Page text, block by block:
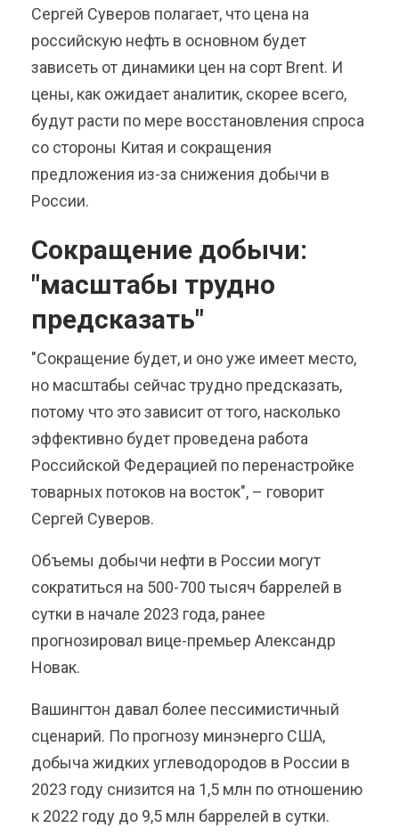
Сергей Суверов полагает, что цена на
российскую нефть в основном будет
зависеть от динамики цен на сорт Brent. И
цены, как ожидает аналитик, скорее всего,
будут расти по мере восстановления спроса
со стороны Китая и сокращения
предложения из-за снижения добычи в
России.
Сокращение добычи:
"масштабы трудно
предсказать"
"Сокращение будет, и оно уже имеет место,
но масштабы сейчас трудно предсказать,
потому что это зависит от того, насколько
эффективно будет проведена работа
Российской Федерацией по перенастройке
товарных потоков на восток", – говорит
Сергей Суверов.
Объемы добычи нефти в России могут
сократиться на 500-700 тысяч баррелей в
сутки в начале 2023 года, ранее
прогнозировал вице-премьер Александр
Новак.
Вашингтон давал более пессимистичный
сценарий. По прогнозу минэнерго США,
добыча жидких углеводородов в России в
2023 году снизится на 1,5 млн по отношению
к 2022 году до 9,5 млн баррелей в сутки.